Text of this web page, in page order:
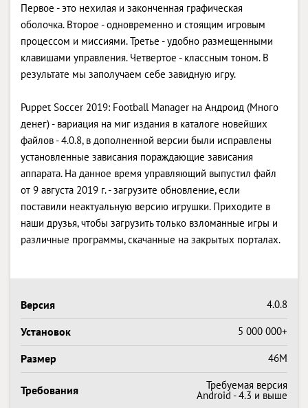
Первое - это нехилая и законченная графическая
оболочка. Второе - одновременно и стоящим игровым
процессом и миссиями. Третье - удобно размещенными
клавишами управления. Четвертое - классным тоном. В
результате мы заполучаем себе завидную игру.
Puppet Soccer 2019: Football Manager на Андроид (Много
денег) - вариация на миг издания в каталоге новейших
файлов - 4.0.8, в дополненной версии были исправлены
установленные зависания пораждающие зависания
аппарата. На данное время управляющий выпустил файл
от 9 августа 2019 г. - загрузите обновление, если
поставили неактуальную версию игрушки. Приходите в
наши друзья, чтобы загрузить только взломанные игры и
различные программы, скачанные на закрытых порталах.
Версия 4.0.8
Установок 5 000 000+
Размер 46M
Требования Требуемая версия
Android - 4.3 и выше